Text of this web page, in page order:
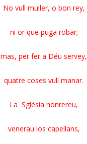
No vull muller, o bon rey,
ni or que puga robar;
mas, per fer a Déu servey,
quatre coses vull manar.
La Sglésia honrereu,
venerau los capellans,